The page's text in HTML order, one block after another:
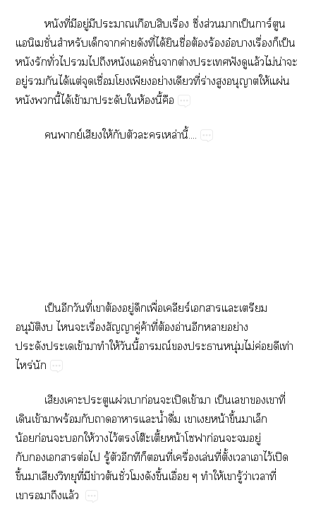
หนังที่มีอยู่มีะาเกือบสิบเรื่อง ซึ่งส่วนาเป็นการ์ตูน
แนิเชั่นสำหรับเด็กาค่ายดังที่ได้ยินชื่อต้องร้องอ๋อาเรื่องก็เป็น
หนังรักทั่วไไถึงหนังแคชั่นาต่างะเฟังดูแล้วไม่น่าะ
อยู่กันได้แต่จุดเชื่อมโเพียงอย่างเดียวที่ร่างสูงอนุญาตให้แผ่น
หนังนี้ได้เข้าาประดับให้องนี้คือ
พากย์เสียงให้กับตัวะเหล่านี้....
เป็นอีกวันที่เาต้องอยู่ดึกเพื่อเคลียร์เารแะเตรียม
อนุมัติ ไะเรื่องสัญญาคู่ค้าที่ต้องอ่านอีกาอย่าง
ประดังะเเข้ามาทำให้วันนี้อารมณ์ะาหนุ่มไม่ค่อยดีเท่า
ไหร่นัก
เสียงเาะประตูแผ่วเาก่อนะเปิดเข้าา เป็นเาเาที่
เดินเข้าาพร้อมกับาาาแะน้ำดื่ม เาเหน้าขึ้นมาเล็ก
น้ก่อนะให้าไว้โต๊ะเตี้ยหน้าโฟาก่อนะอยู่
กับเารต่อไ รู้ตัวอีกทีก็ที่เครื่องเล่นที่ตั้งเาเาไว้เปิด
ขึ้นาเสียงวิทยุที่มีข่าวต้นชั่วโมงดังขึ้นเอื่อย ๆ ทำให้เารู้ว่าเาที่
เาาถึงแล้ว